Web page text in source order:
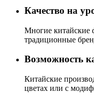
Качество на
Многие китайские
традиционные
Возможность
Китайские
цветах или с